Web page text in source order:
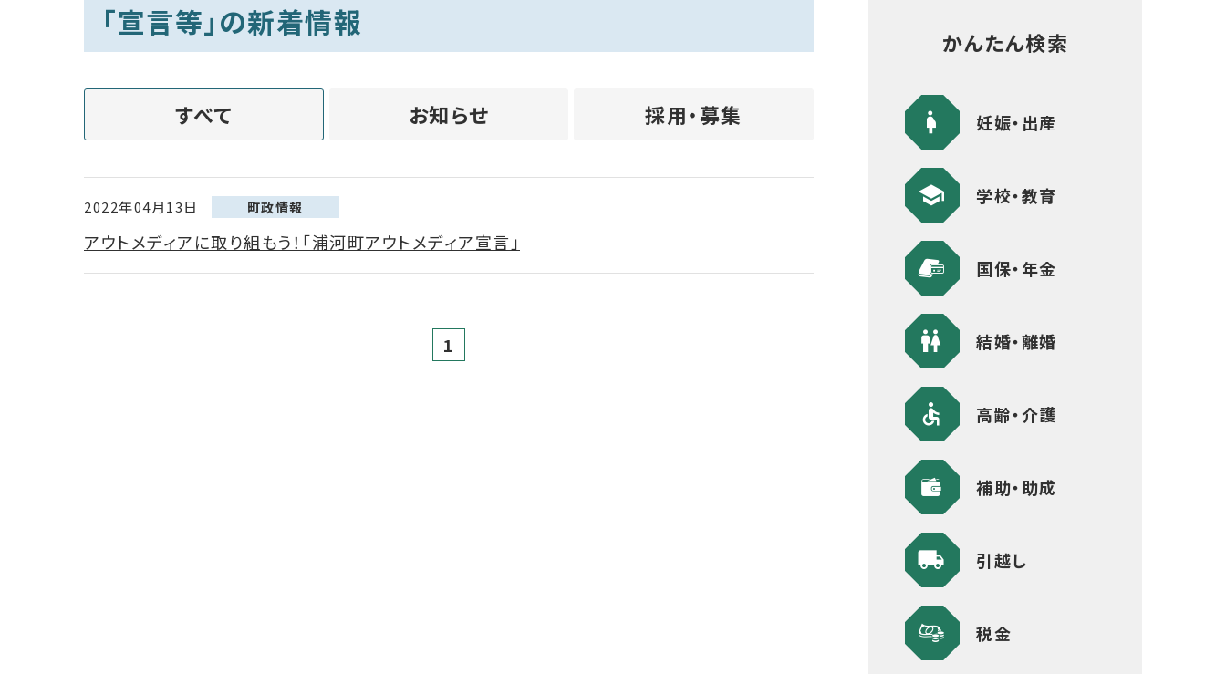
「宣言等」の新着情報
すべて お知らせ 採用・募集
2022年04月13日 町政情報
アウトメディアに取り組もう！「浦河町アウトメディア宣言」
1
かんたん検索
妊娠・出産
学校・教育
国保・年金
結婚・離婚
高齢・介護
補助・助成
引越し
税金